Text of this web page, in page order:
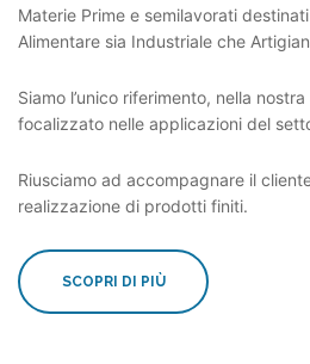
Materie Prime e semilavorati
Alimentare sia Industriale che
Siamo l’unico riferimento, nella
focalizzato nelle applicazioni del
Riusciamo ad accompagnare il
realizzazione di prodotti finiti.
SCOPRI DI PIÙ